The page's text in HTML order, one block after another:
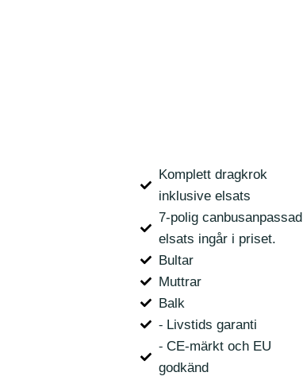
Komplett dragkrok
inklusive elsats
7-polig canbusanpassad
elsats ingår i priset.
Bultar
Muttrar
Balk
⁃ Livstids garanti
⁃ CE-märkt och EU
godkänd